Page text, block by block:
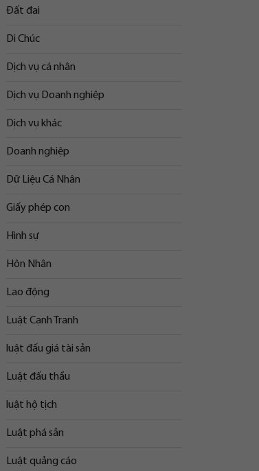
Đất đai
Di Chúc
Dịch vụ cá nhân
Dịch vụ Doanh nghiệp
Dịch vụ khác
Doanh nghiệp
Dữ Liệu Cá Nhân
Giấy phép con
Hình sự
Hôn Nhân
Lao động
Luật Cạnh Tranh
luật đấu giá tài sản
Luật đấu thầu
luật hộ tịch
Luật phá sản
Luật quảng cáo